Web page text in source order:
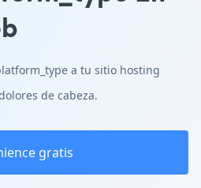
a tu sitio hosting
de cabeza.
gratis